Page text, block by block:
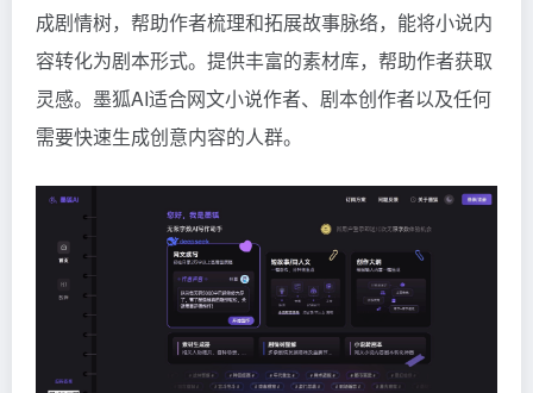
成剧情树，帮助作者梳理和拓展故事脉络，能将小说内
容转化为剧本形式。提供丰富的素材库，帮助作者获取
灵感。墨狐AI适合网文小说作者、剧本创作者以及任何
需要快速生成创意内容的人群。